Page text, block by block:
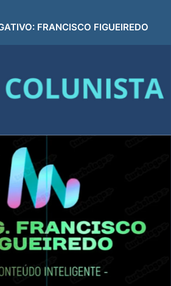
FRANCISCO FIGUEIREDO